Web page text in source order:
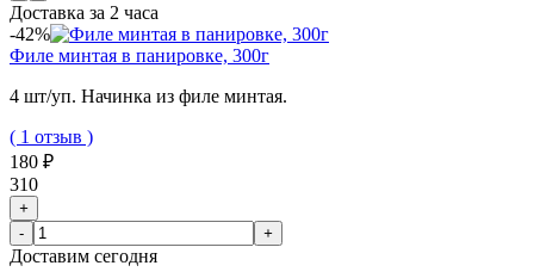
Доставка за 2 часа
-42%
Филе минтая в панировке, 300г
4 шт/уп. Начинка из филе минтая.
( 1 отзыв )
180 ₽
310
+
-
+
Доставим сегодня